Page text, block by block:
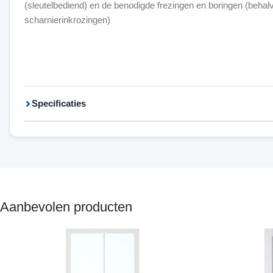
(sleutelbediend) en de benodigde frezingen en boringen
scharnierinkrozingen)
Specificaties
Aanbevolen producten